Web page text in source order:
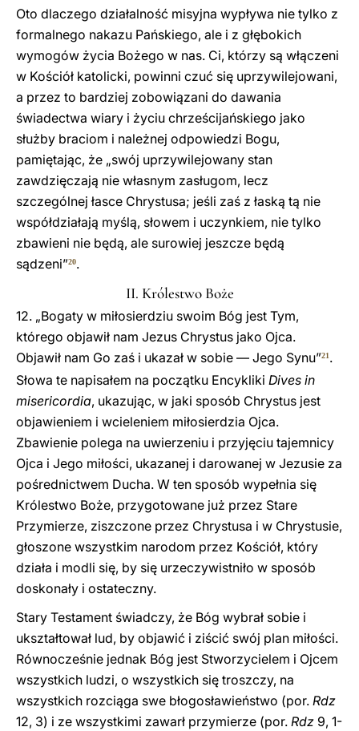
Oto dlaczego działalność misyjna wypływa nie tylko z
formalnego nakazu Pańskiego, ale i z głębokich
wymogów życia Bożego w nas. Ci, którzy są włączeni
w Kościół katolicki, powinni czuć się uprzywilejowani,
a przez to bardziej zobowiązani do dawania
świadectwa wiary i życiu chrześcijańskiego jako
służby braciom i należnej odpowiedzi Bogu,
pamiętając, że „swój uprzywilejowany stan
zawdzięczają nie własnym zasługom, lecz
szczególnej łasce Chrystusa; jeśli zaś z łaską tą nie
współdziałają myślą, słowem i uczynkiem, nie tylko
zbawieni nie będą, ale surowiej jeszcze będą
sądzeni”20.
II. Królestwo Boże
12. „Bogaty w miłosierdziu swoim Bóg jest Tym,
którego objawił nam Jezus Chrystus jako Ojca.
Objawił nam Go zaś i ukazał w sobie — Jego Synu”21.
Słowa te napisałem na początku Encykliki Dives in
misericordia, ukazując, w jaki sposób Chrystus jest
objawieniem i wcieleniem miłosierdzia Ojca.
Zbawienie polega na uwierzeniu i przyjęciu tajemnicy
Ojca i Jego miłości, ukazanej i darowanej w Jezusie za
pośrednictwem Ducha. W ten sposób wypełnia się
Królestwo Boże, przygotowane już przez Stare
Przymierze, ziszczone przez Chrystusa i w Chrystusie,
głoszone wszystkim narodom przez Kościół, który
działa i modli się, by się urzeczywistniło w sposób
doskonały i ostateczny.
Stary Testament świadczy, że Bóg wybrał sobie i
ukształtował lud, by objawić i ziścić swój plan miłości.
Równocześnie jednak Bóg jest Stworzycielem i Ojcem
wszystkich ludzi, o wszystkich się troszczy, na
wszystkich rozciąga swe błogosławieństwo (por. Rdz
12, 3) i ze wszystkimi zawarł przymierze (por. Rdz 9, 1-